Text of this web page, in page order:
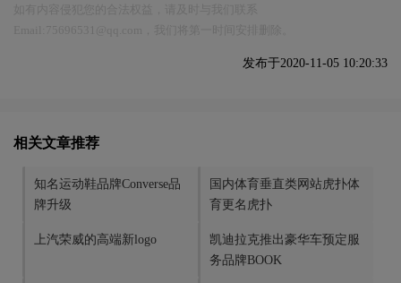
发布于2020-11-05 10:20:33
相关文章推荐
知名运动鞋品牌Converse品
牌升级
国内体育垂直类网站虎扑体
育更名虎扑
上汽荣威的高端新logo
凯迪拉克推出豪华车预定服
务品牌BOOK